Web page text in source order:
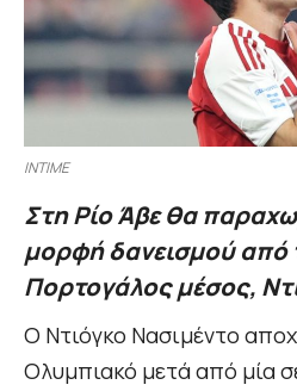
INTIME
Στη Ρίο Άβε θα
μορφή δανεισμού από
Πορτογάλος μέσος,
Ο Ντιόγκο Νασιμέντο
Ολυμπιακό μετά από μία